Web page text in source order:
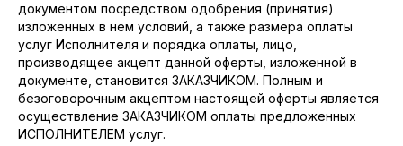
документом посредством одобрения (принятия)
изложенных в нем условий, а также размера оплаты
услуг Исполнителя и порядка оплаты, лицо,
производящее акцепт данной оферты, изложенной в
документе, становится ЗАКАЗЧИКОМ. Полным и
безоговорочным акцептом настоящей оферты является
осуществление ЗАКАЗЧИКОМ оплаты предложенных
ИСПОЛНИТЕЛЕМ услуг.